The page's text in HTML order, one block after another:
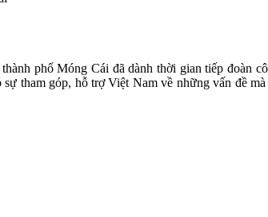
phố Móng Cái đã dành thời gian tiếp đoàn
tham góp, hỗ trợ Việt Nam về những vấn đề